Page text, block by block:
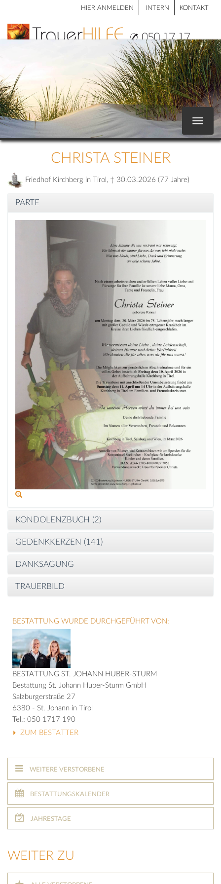
HIER ANMELDEN INTERN KONTAKT
Toggle
CHRISTA STEINER
Friedhof Kirchberg in Tirol, † 30.03.2026 (77 Jahre)
PARTE
KONDOLENZBUCH (2)
GEDENKKERZEN (141 )
DANKSAGUNG
TRAUERBILD
BESTATTUNG WURDE DURCHGEFÜHRT VON:
BESTATTUNG ST. JOHANN HUBER-STURM
Bestattung St. Johann Huber-Sturm GmbH
Salzburgerstraße 27
6380 - St. Johann in Tirol
Tel.: 050 1717 190
ZUM BESTATTER
WEITERE VERSTORBENE
BESTATTUNGSKALENDER
JAHRESTAGE
WEITER ZU